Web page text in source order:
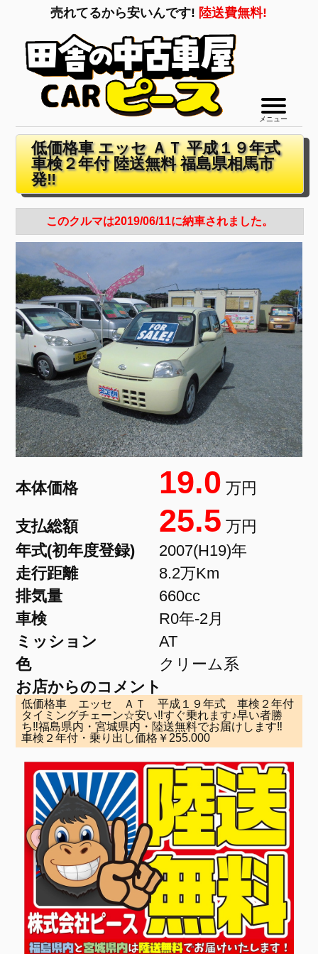
売れてるから安いんです! 陸送費無料!
メニュー
低価格車 エッセ ＡＴ 平成１９年式
車検２年付 陸送無料 福島県相馬市
発‼
このクルマは2019/06/11に納車されました。
本体価格 19.0 万円
支払総額 25.5 万円
年式(初年度登録)
2007(H19)年
走行距離
8.2万Km
排気量
660cc
車検
R0年-2月
ミッション
AT
色
クリーム系
お店からのコメント
低価格車 エッセ ＡＴ 平成１９年式 車検２年付
タイミングチェーン☆安い‼すぐ乗れます♪早い者勝
ち‼福島県内・宮城県内・陸送無料でお届けします‼
車検２年付・乗り出し価格￥255.000